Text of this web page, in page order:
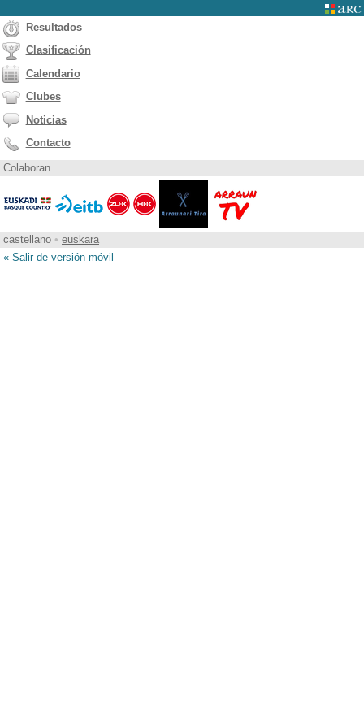
Resultados
Clasificación
Calendario
Clubes
Noticias
Contacto
Colaboran
castellano • euskara
« Salir de versión móvil